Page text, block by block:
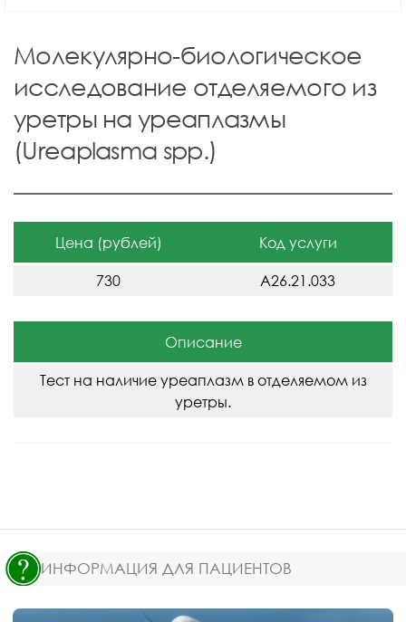
Молекулярно-биологическое
исследование отделяемого из
уретры на уреаплазмы
(Ureaplasma spp.)
Цена (рублей) Код услуги
730 A26.21.033
Описание
Тест на наличие уреаплазм в отделяемом из
уретры.
ИНФОРМАЦИЯ ДЛЯ ПАЦИЕНТОВ